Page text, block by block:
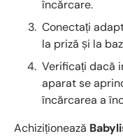
încărcare.
Conectați
la priză și la
Verificați dacă
aparat se
încărcarea a
Achiziționează